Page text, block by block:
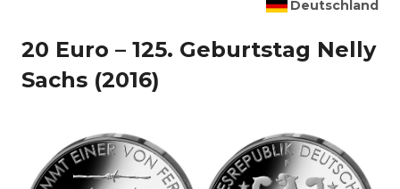
Deutschland
20 Euro – 125. Geburtstag Nelly
Sachs (2016)